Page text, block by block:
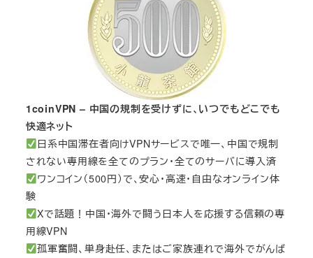
1coinVPN – 中国の規制を受けずに、いつでもどこでも
快適ネット
日系中国滞在者向けVPNサービスで唯一、中国で規制
されない専用線を全てのプラン・全てのサーバに導入済
ワンコイン（500円）で、安心・高速・自由なオンライン体
験
Xで話題！中国・海外で闘う日本人を応援する信頼の専
用線VPN
孤軍奮闘、単身赴任、またはご家族連れで海外でがんば